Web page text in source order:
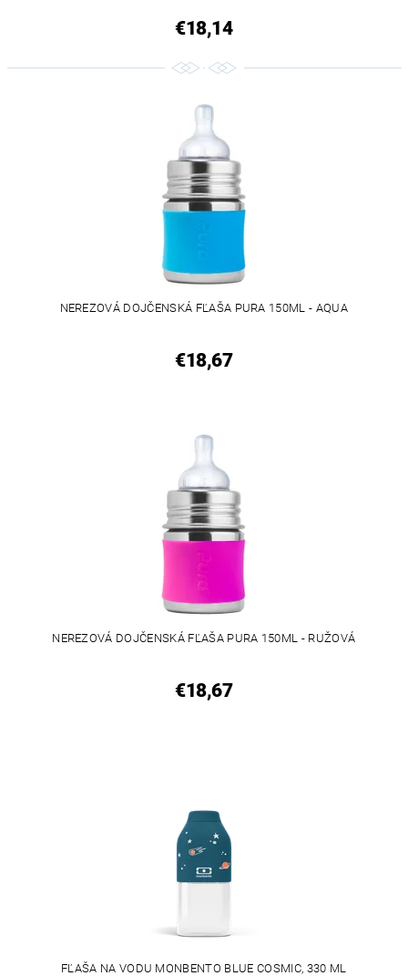
€18,14
NEREZOVÁ DOJČENSKÁ FĽAŠA PURA 150ML - AQUA
€18,67
NEREZOVÁ DOJČENSKÁ FĽAŠA PURA 150ML - RUŽOVÁ
€18,67
FĽAŠA NA VODU MONBENTO BLUE COSMIC, 330 ML